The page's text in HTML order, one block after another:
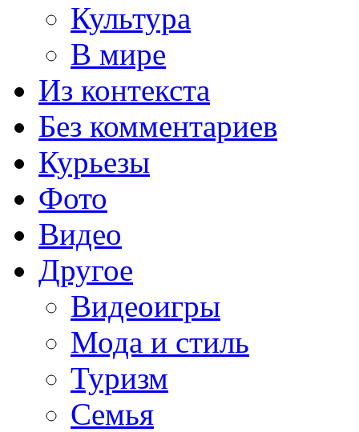
Культура
В мире
Из контекста
Без комментариев
Курьезы
Фото
Видео
Другое
Видеоигры
Мода и стиль
Туризм
Семья